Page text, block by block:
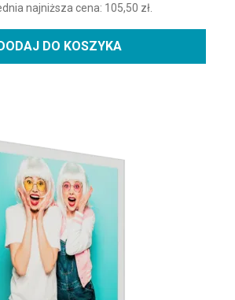
najniższa cena: 105,50 zł.
DO KOSZYKA